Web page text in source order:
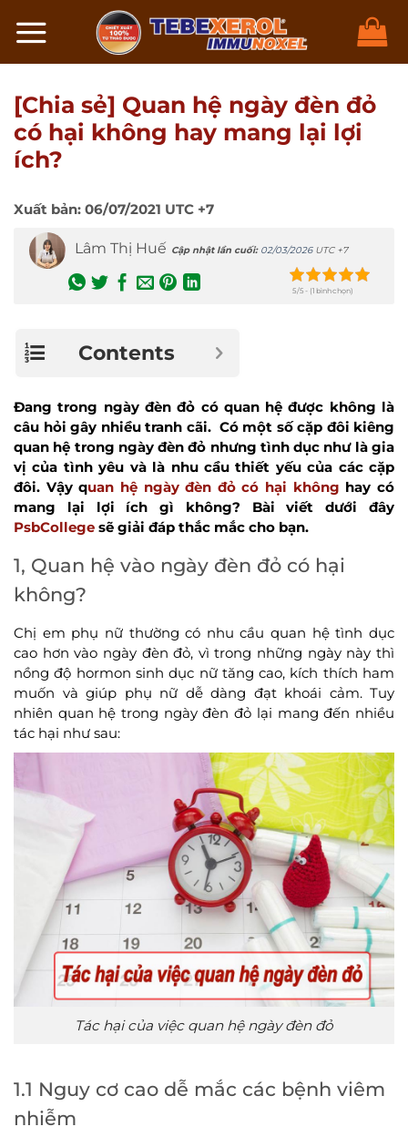
đến
[Chia sẻ] Quan hệ ngày đèn đỏ
có hại không hay mang lại lợi
ích?
Xuất bản: 06/07/2021 UTC +7
Lâm Thị Huế Cập nhật lần cuối: 02/03/2026UTC +7
5/5 - (1 bình chọn)
Contents
Đang trong ngày đèn đỏ có quan hệ được không là
câu hỏi gây nhiều tranh cãi. Có một số cặp đôi kiêng
quan hệ trong ngày đèn đỏ nhưng tình dục như là gia
vị của tình yêu và là nhu cầu thiết yếu của các cặp
đôi. Vậy quan hệ ngày đèn đỏ có hại không hay có
mang lại lợi ích gì không? Bài viết dưới đây
PsbCollege sẽ giải đáp thắc mắc cho bạn.
1, Quan hệ vào ngày đèn đỏ có hại
không?
Chị em phụ nữ thường có nhu cầu quan hệ tình dục
cao hơn vào ngày đèn đỏ, vì trong những ngày này thì
nồng độ hormon sinh dục nữ tăng cao, kích thích ham
muốn và giúp phụ nữ dễ dàng đạt khoái cảm. Tuy
nhiên quan hệ trong ngày đèn đỏ lại mang đến nhiều
tác hại như sau:
Tác hại của việc quan hệ ngày đèn đỏ
1.1 Nguy cơ cao dễ mắc các bệnh viêm
nhiễm